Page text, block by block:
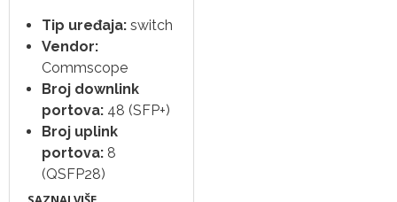
Tip uređaja: switch
Vendor:
Commscope
Broj downlink
portova: 48 (SFP+)
Broj uplink
portova: 8
(QSFP28)